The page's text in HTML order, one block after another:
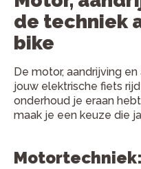
de techniek
bike
De motor, aandrijving
jouw elektrische fiets
onderhoud je eraan
maak je een keuze die